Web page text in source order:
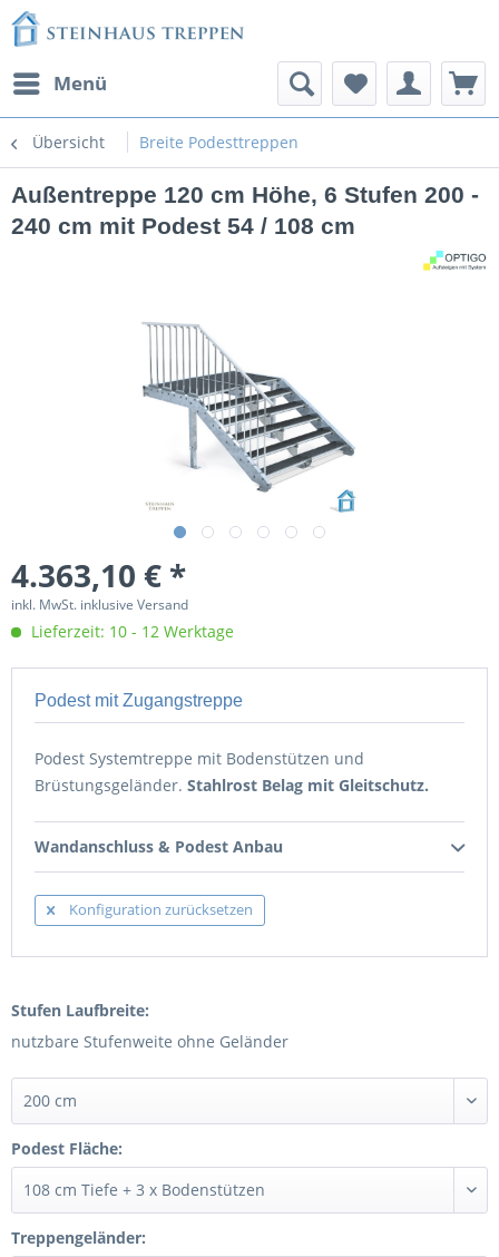
Menü
Übersicht Breite Podesttreppen
Außentreppe 120 cm Höhe, 6 Stufen 200 -
240 cm mit Podest 54 / 108 cm
4.363,10 € *
inkl. MwSt. inklusive Versand
Lieferzeit: 10 - 12 Werktage
Podest mit Zugangstreppe
Podest Systemtreppe mit Bodenstützen und
Brüstungsgeländer. Stahlrost Belag mit Gleitschutz.
Wandanschluss & Podest Anbau
Konfiguration zurücksetzen
Stufen Laufbreite:
nutzbare Stufenweite ohne Geländer
Podest Fläche:
Treppengeländer: